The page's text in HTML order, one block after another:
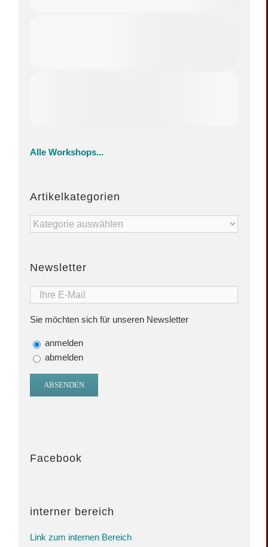
Alle Workshops...
Artikelkategorien
Artikelkategorien
Newsletter
Sie möchten sich für unseren Newsletter
anmelden
abmelden
Facebook
interner bereich
Link zum internen Bereich